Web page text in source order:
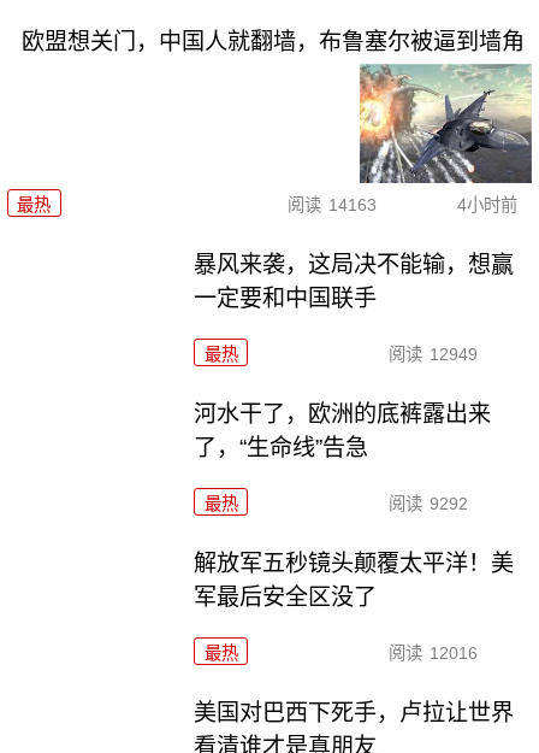
欧盟想关门，中国人就翻墙，布鲁塞尔被逼到墙角
最热 阅读 14163 4小时前
暴风来袭，这局决不能输，想赢
一定要和中国联手
最热 阅读 12949
河水干了，欧洲的底裤露出来
了，“生命线”告急
最热 阅读 9292
解放军五秒镜头颠覆太平洋！美
军最后安全区没了
最热 阅读 12016
美国对巴西下死手，卢拉让世界
看清谁才是真朋友